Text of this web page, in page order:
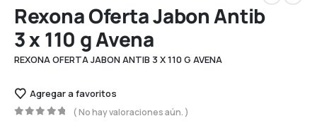
Rexona Oferta Jabon Antib
3 x 110 g Avena
REXONA OFERTA JABON ANTIB 3 X 110 G AVENA
Agregar a favoritos
( No hay valoraciones aún. )